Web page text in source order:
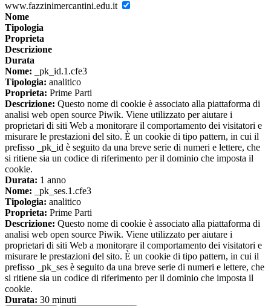
www.fazzinimercantini.edu.it
Nome
Tipologia
Proprieta
Descrizione
Durata
Nome: _pk_id.1.cfe3
Tipologia: analitico
Proprieta: Prime Parti
Descrizione: Questo nome di cookie è associato alla piattaforma di
analisi web open source Piwik. Viene utilizzato per aiutare i
proprietari di siti Web a monitorare il comportamento dei visitatori e
misurare le prestazioni del sito. È un cookie di tipo pattern, in cui il
prefisso _pk_id è seguito da una breve serie di numeri e lettere, che
si ritiene sia un codice di riferimento per il dominio che imposta il
cookie.
Durata: 1 anno
Nome: _pk_ses.1.cfe3
Tipologia: analitico
Proprieta: Prime Parti
Descrizione: Questo nome di cookie è associato alla piattaforma di
analisi web open source Piwik. Viene utilizzato per aiutare i
proprietari di siti Web a monitorare il comportamento dei visitatori e
misurare le prestazioni del sito. È un cookie di tipo pattern, in cui il
prefisso _pk_ses è seguito da una breve serie di numeri e lettere, che
si ritiene sia un codice di riferimento per il dominio che imposta il
cookie.
Durata: 30 minuti